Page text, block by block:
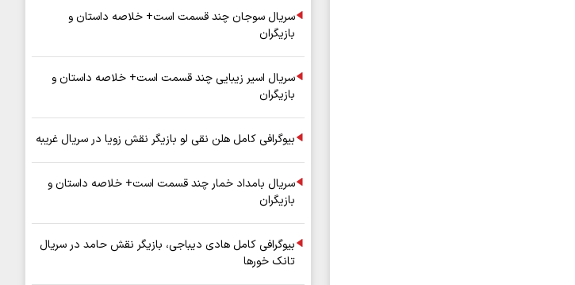
سریال سوجان چند قسمت است+ خلاصه داستان و
بازیگران
سریال اسیر زیبایی چند قسمت است+ خلاصه داستان و
بازیگران
بیوگرافی کامل هلن نقی لو بازیگر نقش زویا در سریال غریبه
سریال بامداد خمار چند قسمت است+ خلاصه داستان و
بازیگران
بیوگرافی کامل هادی دیباجی، بازیگر نقش حامد در سریال
تانک خورها